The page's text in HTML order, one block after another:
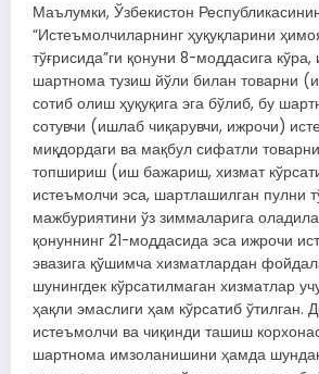
Маълумки, Ўзбекистон
“Истеъмолчиларнинг ҳуқуқларини
тўғрисида”ги қонуни 8-моддасига
шартнома тузиш йўли билан товарни
сотиб олиш ҳуқуқига эга бўлиб, бу
сотувчи (ишлаб чиқарувчи, ижрочи)
миқдордаги ва мақбул сифатли
топшириш (иш бажариш, хизмат
истеъмолчи эса, шартлашилган пулни
мажбуриятини ўз зиммаларига
қонуннинг 21-моддасида эса ижрочи
эвазига қўшимча хизматлардан
шунингдек кўрсатилмаган хизматлар
ҳақли эмаслиги ҳам кўрсатиб ўтилган.
истеъмолчи ва чиқинди ташиш
шартнома имзоланишини ҳамда шундан